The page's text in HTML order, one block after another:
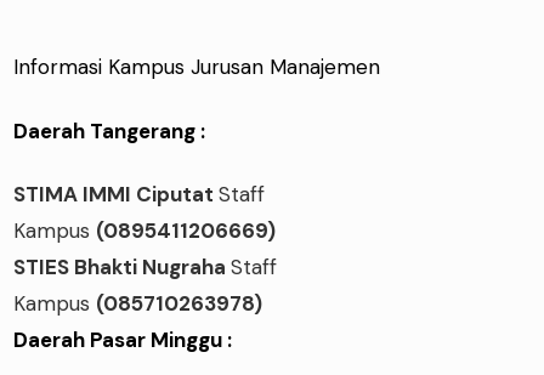
Informasi Kampus Jurusan Manajemen
Daerah Tangerang :
STIMA IMMI Ciputat Staff
Kampus (0895411206669)
STIES Bhakti Nugraha Staff
Kampus (085710263978)
Daerah Pasar Minggu :